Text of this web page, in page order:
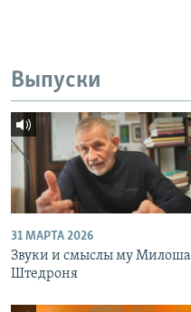
Выпуски
31 МАРТА 2026
Звуки и смыслы му Милоша
Штедроня